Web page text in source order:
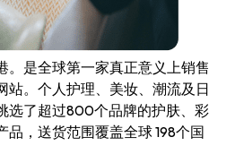
。是全球第一家真正意义上销售
站。个人护理、美妆、潮流及日
选了超过800个品牌的护肤、彩
，送货范围覆盖全球 198个国